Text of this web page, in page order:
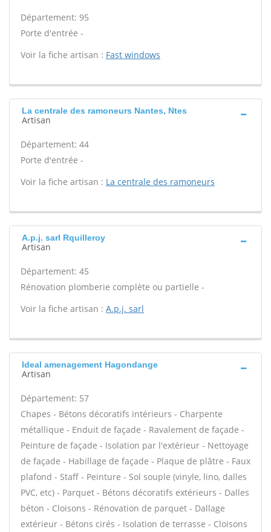
Département: 95
Porte d'entrée -
Voir la fiche artisan : Fast windows
La centrale des ramoneurs Nantes, Ntes
Artisan
Département: 44
Porte d'entrée -
Voir la fiche artisan : La centrale des ramoneurs
A.p.j. sarl Rquilleroy
Artisan
Département: 45
Rénovation plomberie complète ou partielle -
Voir la fiche artisan : A.p.j. sarl
Ideal amenagement Hagondange
Artisan
Département: 57
Chapes - Bétons décoratifs intérieurs - Charpente
métallique - Enduit de façade - Ravalement de façade -
Peinture de façade - Isolation par l'extérieur - Nettoyage
de façade - Habillage de façade - Plaque de plâtre - Faux
plafond - Staff - Peinture - Sol souple (vinyle, lino, dalles
PVC, etc) - Parquet - Bétons décoratifs extérieurs - Dalles
béton - Cloisons - Rénovation de parquet - Dallage
extérieur - Bétons cirés - Isolation de terrasse - Cloisons